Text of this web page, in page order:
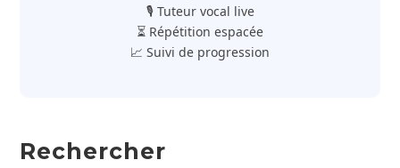
🎙️ Tuteur vocal live
⏳ Répétition espacée
📈 Suivi de progression
Rechercher